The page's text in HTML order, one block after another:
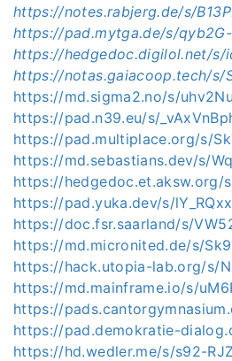
https://notes.rabjerg.de/s/
https://pad.mytga.de/s/
https://hedgedoc.digilol.net/s/
https://notas.gaiacoop.tech/s/
https://md.sigma2.no/s/
https://pad.n39.eu/s/
https://pad.multiplace.org/s/
https://md.sebastians.dev/s/
https://hedgedoc.et.aksw.org/
https://pad.yuka.dev/s/
https://doc.fsr.saarland/s/
https://md.micronited.de/s/
https://hack.utopia-lab.org/s/
https://md.mainframe.io/s/
https://
https://pad.demokratie-
https://hd.wedler.me/s/s92-